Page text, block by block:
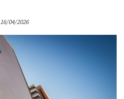
16/04/2026